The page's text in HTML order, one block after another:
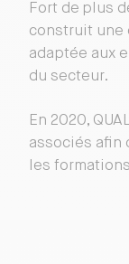
Fort de plus
construit une
adaptée aux
du secteur.
En 2020,
associés afin
les